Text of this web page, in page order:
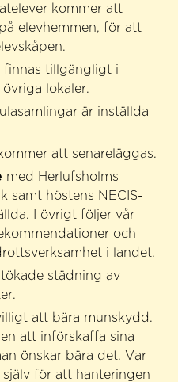
kommer att
elevhemmen, för att
finnas tillgängligt i
lokaler.
är inställda
att senareläggas.
med Herlufsholms
samt höstens NECIS-
I övrigt följer vår
och
i landet.
städning av
att bära munskydd.
att införskaffa sina
önskar bära det. Var
själv för att hanteringen